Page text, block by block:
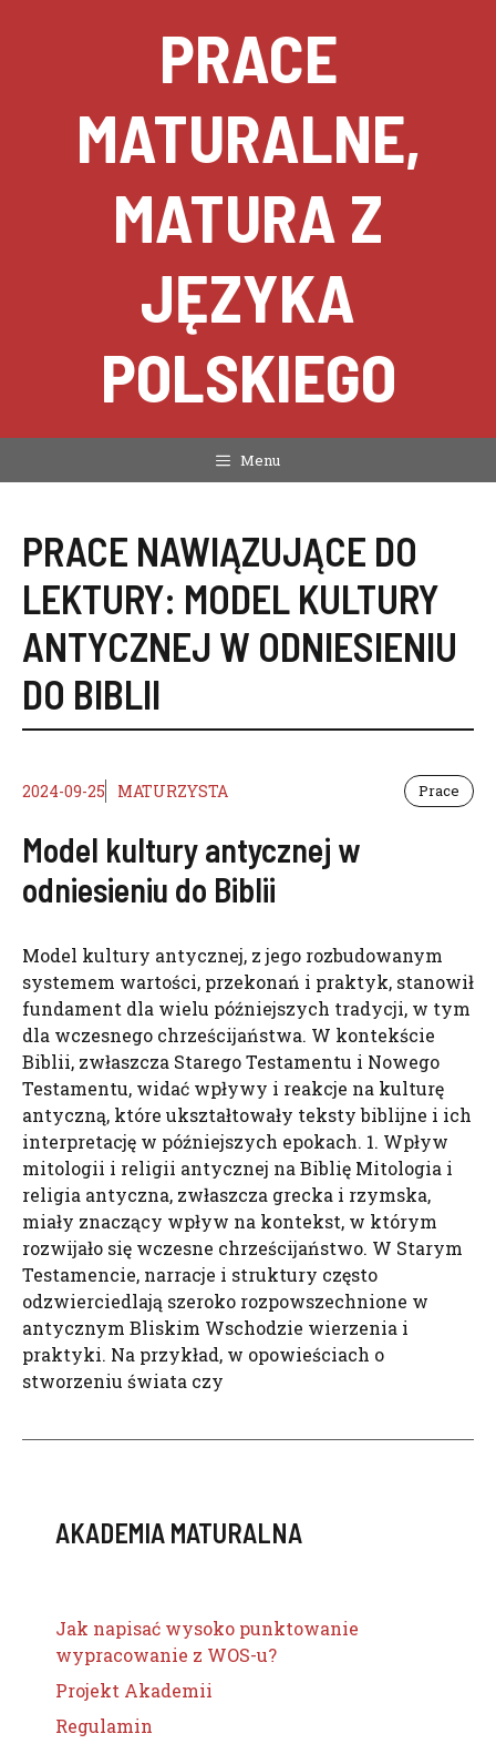
PRACE
MATURALNE,
MATURA Z
JĘZYKA
POLSKIEGO
Menu
PRACE NAWIĄZUJĄCE DO
LEKTURY: MODEL KULTURY
ANTYCZNEJ W ODNIESIENIU
DO BIBLII
2024-09-25 MATURZYSTA Prace
Model kultury antycznej w
odniesieniu do Biblii
Model kultury antycznej, z jego rozbudowanym
systemem wartości, przekonań i praktyk, stanowił
fundament dla wielu późniejszych tradycji, w tym
dla wczesnego chrześcijaństwa. W kontekście
Biblii, zwłaszcza Starego Testamentu i Nowego
Testamentu, widać wpływy i reakcje na kulturę
antyczną, które ukształtowały teksty biblijne i ich
interpretację w późniejszych epokach. 1. Wpływ
mitologii i religii antycznej na Biblię Mitologia i
religia antyczna, zwłaszcza grecka i rzymska,
miały znaczący wpływ na kontekst, w którym
rozwijało się wczesne chrześcijaństwo. W Starym
Testamencie, narracje i struktury często
odzwierciedlają szeroko rozpowszechnione w
antycznym Bliskim Wschodzie wierzenia i
praktyki. Na przykład, w opowieściach o
stworzeniu świata czy
AKADEMIA MATURALNA
Jak napisać wysoko punktowanie
wypracowanie z WOS-u?
Projekt Akademii
Regulamin